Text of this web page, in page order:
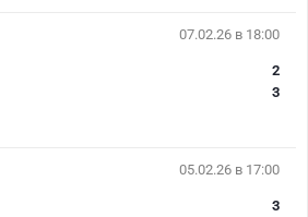
07.02.26 в 18:00
2
3
05.02.26 в 17:00
3